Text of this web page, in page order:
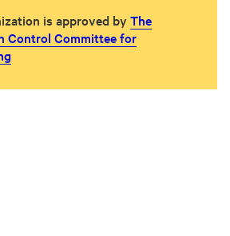
is approved byThe
Control Committee for